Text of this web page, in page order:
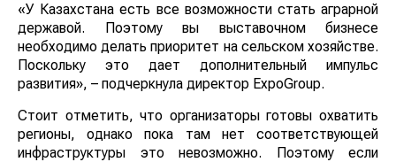
«У Казахстана есть все возможности стать аграрной
державой. Поэтому вы выставочном бизнесе
необходимо делать приоритет на сельском хозяйстве.
Поскольку это дает дополнительный импульс
развития», – подчеркнула директор ExpoGroup.
Стоит отметить, что организаторы готовы охватить
регионы, однако пока там нет соответствующей
инфраструктуры это невозможно. Поэтому если